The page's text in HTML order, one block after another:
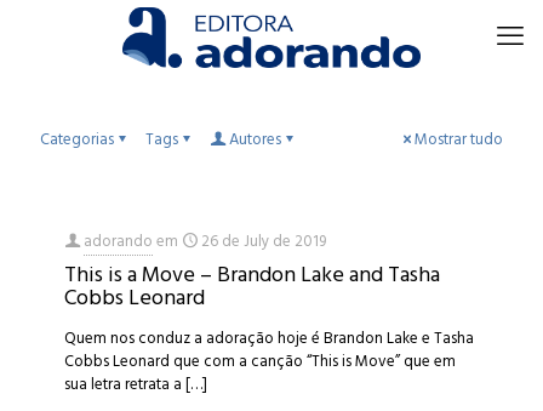
Categorias Tags Autores Mostrar tudo
adorandoem 26 de July de 2019
This is a Move – Brandon Lake and Tasha
Cobbs Leonard
Quem nos conduz a adoração hoje é Brandon Lake e Tasha
Cobbs Leonard que com a canção “This is Move” que em
sua letra retrata a[…]